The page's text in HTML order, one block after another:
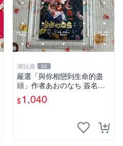
潮玩港 52
嚴選「與你相戀到生命的盡
頭」作者あおのなち 簽名照
片 3寸原裝卡磚 親筆簽名照
收藏佳品 周邊限定 照片拍賣
$1,040